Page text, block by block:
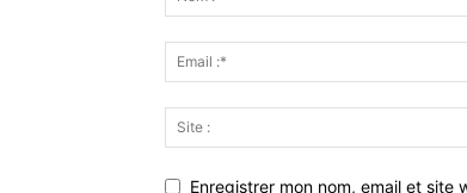
Enregistrer mon nom, email et